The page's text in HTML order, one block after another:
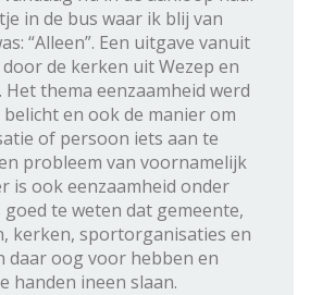
in de bus waar ik blij van
“Alleen”. Een uitgave vanuit
de kerken uit Wezep en
thema eenzaamheid werd
en ook de manier om
of persoon iets aan te
probleem van voornamelijk
is ook eenzaamheid onder
te weten dat gemeente,
kerken, sportorganisaties en
daar oog voor hebben en
handen ineen slaan.